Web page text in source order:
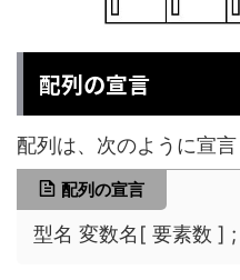
配列の宣言
配列は、次のように宣言
配列の宣言
型名 変数名[ 要素数 ] ;